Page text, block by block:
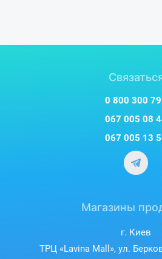
0 800 300
067 005 08
067 005 13
Магазины
г. Киев
ТРЦ «Lavina Mall», ул.